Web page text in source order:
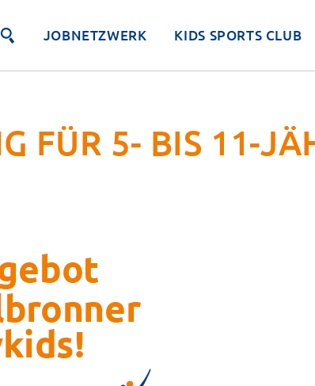
JOBNETZWERK KIDS SPORTS CLUB
FÜR 5- BIS 11-